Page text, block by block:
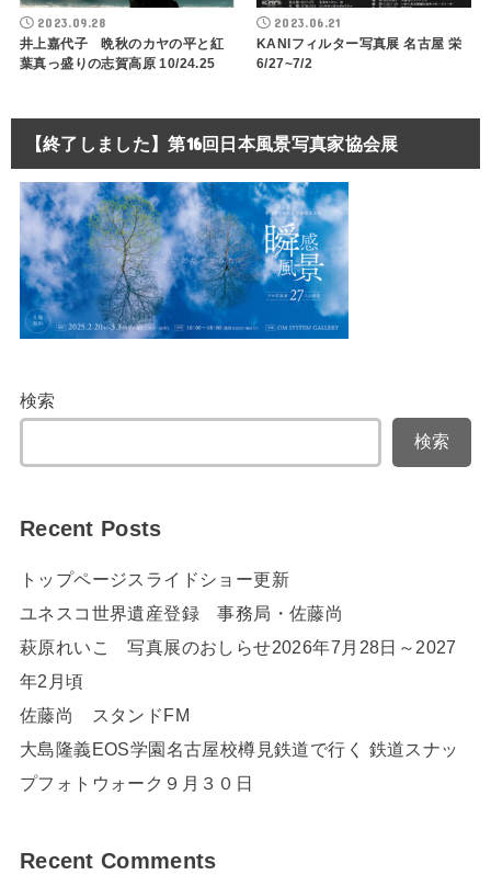
2023.09.28
井上嘉代子 晩秋のカヤの平と紅
葉真っ盛りの志賀高原 10/24.25
2023.06.21
KANIフィルター写真展 名古屋 栄
6/27~7/2
【終了しました】第16回日本風景写真家協会展
検索
検索
Recent Posts
トップページスライドショー更新
ユネスコ世界遺産登録 事務局・佐藤尚
萩原れいこ 写真展のおしらせ2026年7月28日～2027
年2月頃
佐藤尚 スタンドFM
大島隆義EOS学園名古屋校樽見鉄道で行く 鉄道スナッ
プフォトウォーク９月３０日
Recent Comments